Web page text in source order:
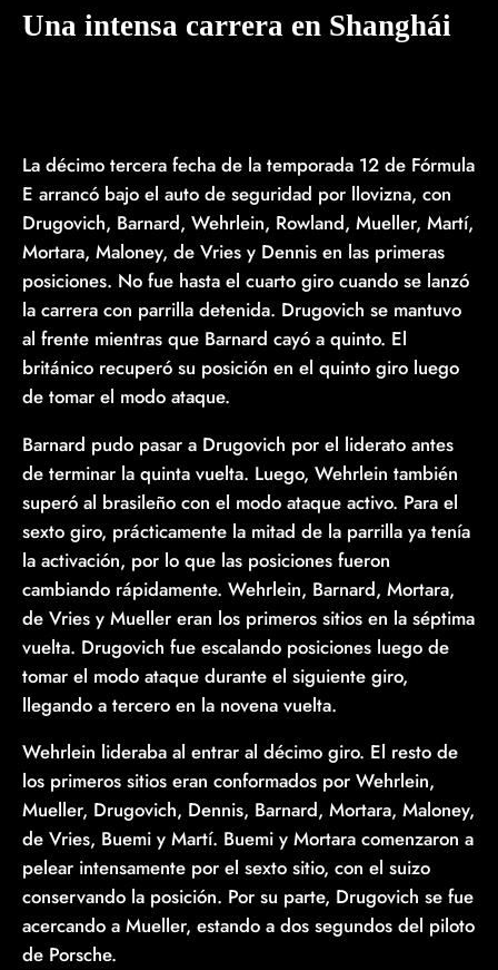
Una intensa carrera en Shanghái
La décimo tercera fecha de la temporada 12 de Fórmula
E arrancó bajo el auto de seguridad por llovizna, con
Drugovich, Barnard, Wehrlein, Rowland, Mueller, Martí,
Mortara, Maloney, de Vries y Dennis en las primeras
posiciones. No fue hasta el cuarto giro cuando se lanzó
la carrera con parrilla detenida. Drugovich se mantuvo
al frente mientras que Barnard cayó a quinto. El
británico recuperó su posición en el quinto giro luego
de tomar el modo ataque.
Barnard pudo pasar a Drugovich por el liderato antes
de terminar la quinta vuelta. Luego, Wehrlein también
superó al brasileño con el modo ataque activo. Para el
sexto giro, prácticamente la mitad de la parrilla ya tenía
la activación, por lo que las posiciones fueron
cambiando rápidamente. Wehrlein, Barnard, Mortara,
de Vries y Mueller eran los primeros sitios en la séptima
vuelta. Drugovich fue escalando posiciones luego de
tomar el modo ataque durante el siguiente giro,
llegando a tercero en la novena vuelta.
Wehrlein lideraba al entrar al décimo giro. El resto de
los primeros sitios eran conformados por Wehrlein,
Mueller, Drugovich, Dennis, Barnard, Mortara, Maloney,
de Vries, Buemi y Martí. Buemi y Mortara comenzaron a
pelear intensamente por el sexto sitio, con el suizo
conservando la posición. Por su parte, Drugovich se fue
acercando a Mueller, estando a dos segundos del piloto
de Porsche.